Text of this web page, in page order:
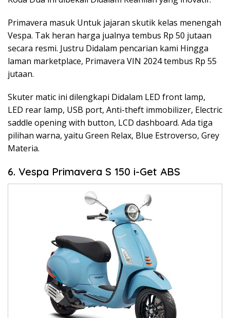
Primavera masuk Untuk jajaran skutik kelas menengah
Vespa. Tak heran harga jualnya tembus Rp 50 jutaan
secara resmi. Justru Didalam pencarian kami Hingga
laman marketplace, Primavera VIN 2024 tembus Rp 55
jutaan.
Skuter matic ini dilengkapi Didalam LED front lamp,
LED rear lamp, USB port, Anti-theft immobilizer, Electric
saddle opening with button, LCD dashboard. Ada tiga
pilihan warna, yaitu Green Relax, Blue Estroverso, Grey
Materia.
6. Vespa Primavera S 150 i-Get ABS